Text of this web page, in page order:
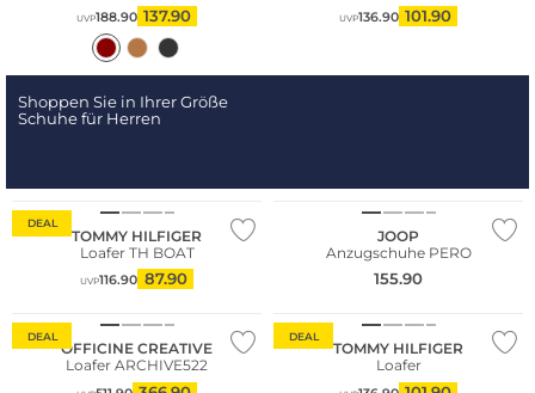
UVP188.90 137.90 UVP136.90 101.90
Shoppen Sie in Ihrer Größe
Schuhe für Herren
DEAL
TOMMY HILFIGER
Loafer TH BOAT
UVP116.90 87.90
JOOP
Anzugschuhe PERO
155.90
DEAL
OFFICINE CREATIVE
Loafer ARCHIVE522
DEAL
TOMMY HILFIGER
Loafer